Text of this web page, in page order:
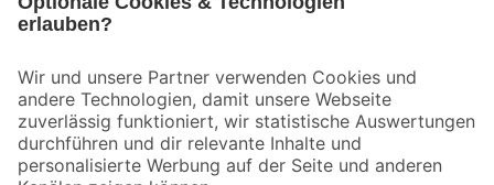
Der toom Newsletter: Keine Angebote und Aktionen mehr verpassen!
Zur Newsletter Anmeldung